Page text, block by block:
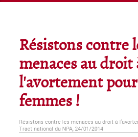
Résistons contre
menaces au droit
l'avortement
femmes !
Résistons contre les menaces au droit à
Tract national du NPA, 24/01/2014